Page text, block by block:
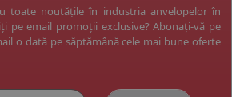
toate noutățile în industria anvelopelor în
pe email promoții exclusive? Abonați-vă pe
o dată pe săptămână cele mai bune oferte